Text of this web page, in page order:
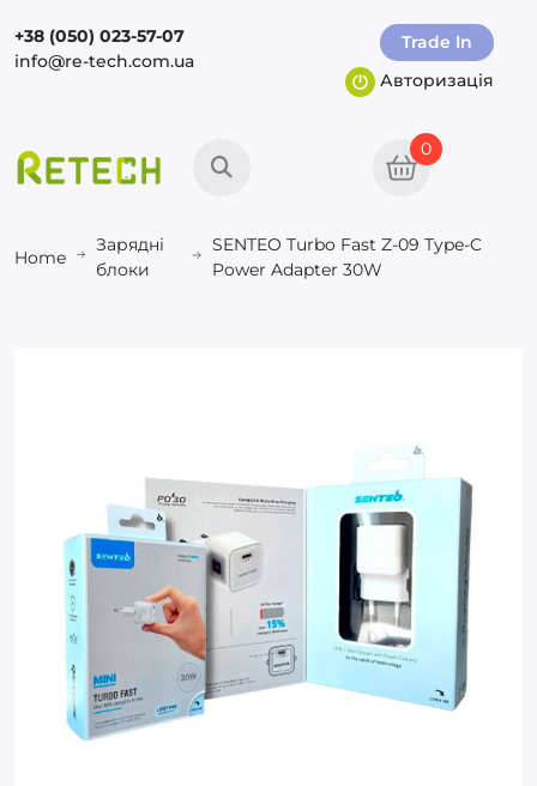
+38 (050) 023-57-07
info@re-tech.com.ua
Trade In
Авторизація
0
Home
Зарядні
блоки
SENTEO Turbo Fast Z-09 Type-C
Power Adapter 30W